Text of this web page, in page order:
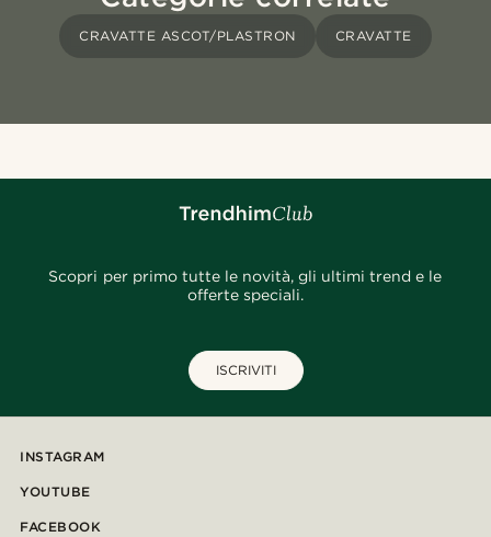
CRAVATTE ASCOT/PLASTRON CRAVATTE
Scopri per primo tutte le novità, gli ultimi trend e le
offerte speciali.
ISCRIVITI
INSTAGRAM
YOUTUBE
FACEBOOK